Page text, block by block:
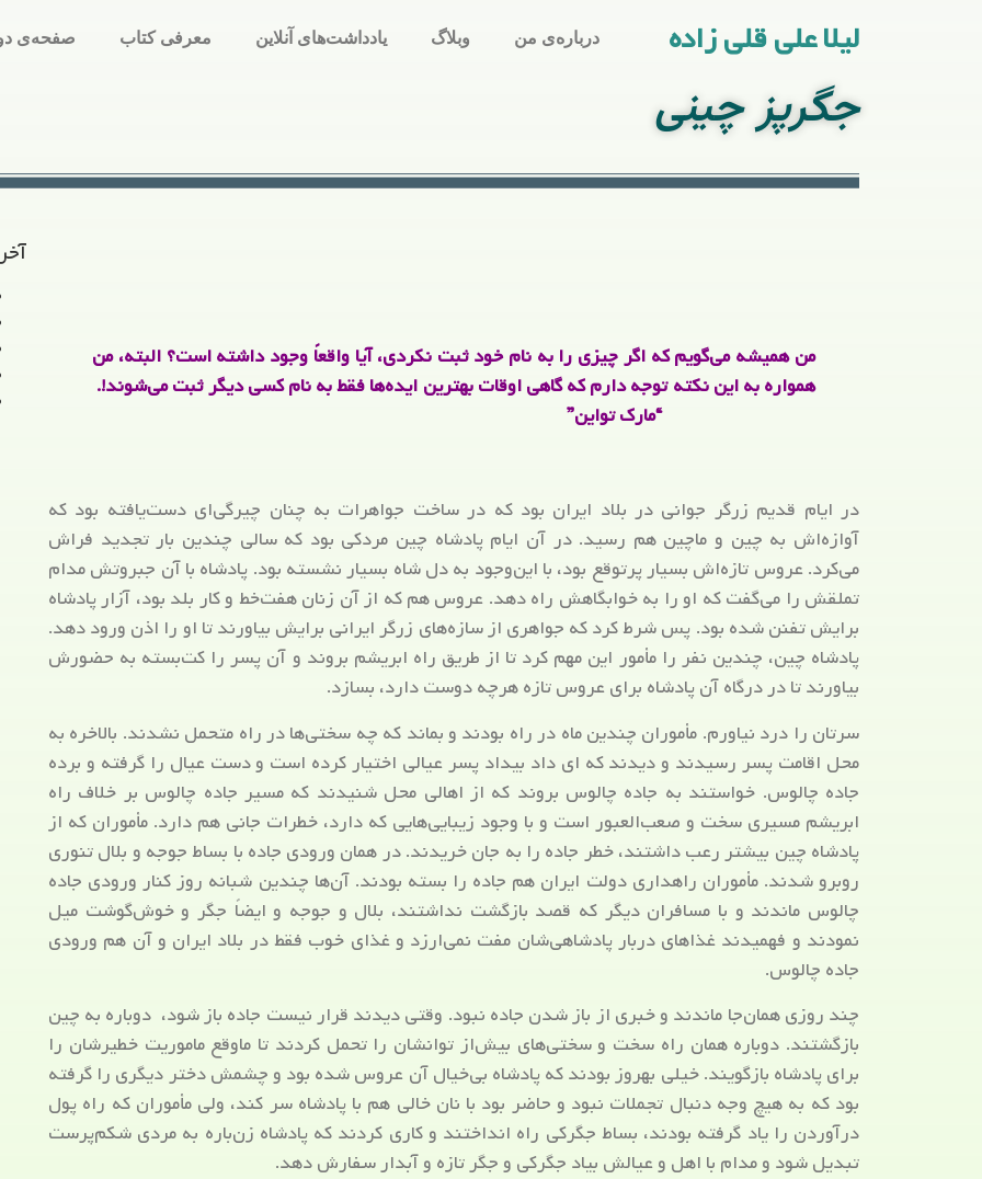
لیلا علی قلی زاده درباره‌ی من وبلاگ یادداشت‌های آنلاین معرفی کتاب صفحه‌ی
جگرپز چینی
من همیشه می‌گویم که اگر چیزی را به نام خود ثبت نکردی، آیا واقعاً وجود داشته است؟ البته، من
همواره به این نکته توجه دارم که گاهی اوقات بهترین ایده‌ها فقط به نام کسی دیگر ثبت می‌شوند!.
“مارک تواین”
در ایام قدیم زرگر جوانی در بلاد ایران بود که در ساخت جواهرات به چنان چیرگی‌ای دست‌یافته بود که
آوازه‌اش به چین و ماچین هم رسید. در آن ایام پادشاه چین مردکی بود که سالی چندین بار تجدید فراش
می‌کرد. عروس تازه‌اش بسیار پرتوقع بود، با این‌وجود به دل شاه بسیار نشسته بود. پادشاه با آن جبروتش مدام
تملقش را می‌گفت که او را به خوابگاهش راه دهد. عروس هم که از آن زنان هفت‌خط و کار بلد بود، آزار پادشاه
برایش تفنن شده بود. پس شرط کرد که جواهری از سازه‌های زرگر ایرانی برایش بیاورند تا او را اذن ورود دهد.
پادشاه چین، چندین نفر را مأمور این مهم کرد تا از طریق راه ابریشم بروند و آن پسر را کت‌بسته به حضورش
بیاورند تا در درگاه آن پادشاه برای عروس تازه هرچه دوست دارد، بسازد.
سرتان را درد نیاورم. مأموران چندین ماه در راه بودند و بماند که چه سختی‌ها در راه متحمل نشدند. بالاخره به
محل اقامت پسر رسیدند و دیدند که ای داد بیداد پسر عیالی اختیار کرده است و دست عیال را گرفته و برده
جاده چالوس. خواستند به جاده چالوس بروند که از اهالی محل شنیدند که مسیر جاده چالوس بر خلاف راه
ابریشم مسیری سخت و صعب‌العبور است و با وجود زیبایی‌هایی که دارد، خطرات جانی هم دارد. مأموران که از
پادشاه چین بیشتر رعب داشتند، خطر جاده را به جان خریدند. در همان ورودی جاده با بساط جوجه و بلال تنوری
روبرو شدند. مأموران راهداری دولت ایران هم جاده را بسته بودند. آن‌ها چندین شبانه روز کنار ورودی جاده
چالوس ماندند و با مسافران دیگر که قصد بازگشت نداشتند، بلال و جوجه و ایضاً جگر و خوش‌گوشت میل
نمودند و فهمیدند غذاهای دربار پادشاهی‌شان مفت نمی‌ارزد و غذای خوب فقط در بلاد ایران و آن هم ورودی
جاده چالوس.
چند روزی همان‌جا ماندند و خبری از باز شدن جاده نبود. وقتی دیدند قرار نیست جاده باز شود، دوباره به چین
بازگشتند. دوباره همان راه سخت و سختی‌های بیش‌از توانشان را تحمل کردند تا ماوقع ماموریت خطیرشان را
برای پادشاه بازگویند. خیلی بهروز بودند که پادشاه بی‌خیال آن عروس شده بود و چشمش دختر دیگری را گرفته
بود که به هیچ وجه دنبال تجملات نبود و حاضر بود با نان خالی هم با پادشاه سر کند، ولی مأموران که راه پول
درآوردن را یاد گرفته بودند، بساط جگرکی راه انداختند و کاری کردند که پادشاه زن‌باره به مردی شکم‌پرست
تبدیل شود و مدام با اهل و عیالش بیاد جگرکی و جگر تازه و آبدار سفارش دهد.